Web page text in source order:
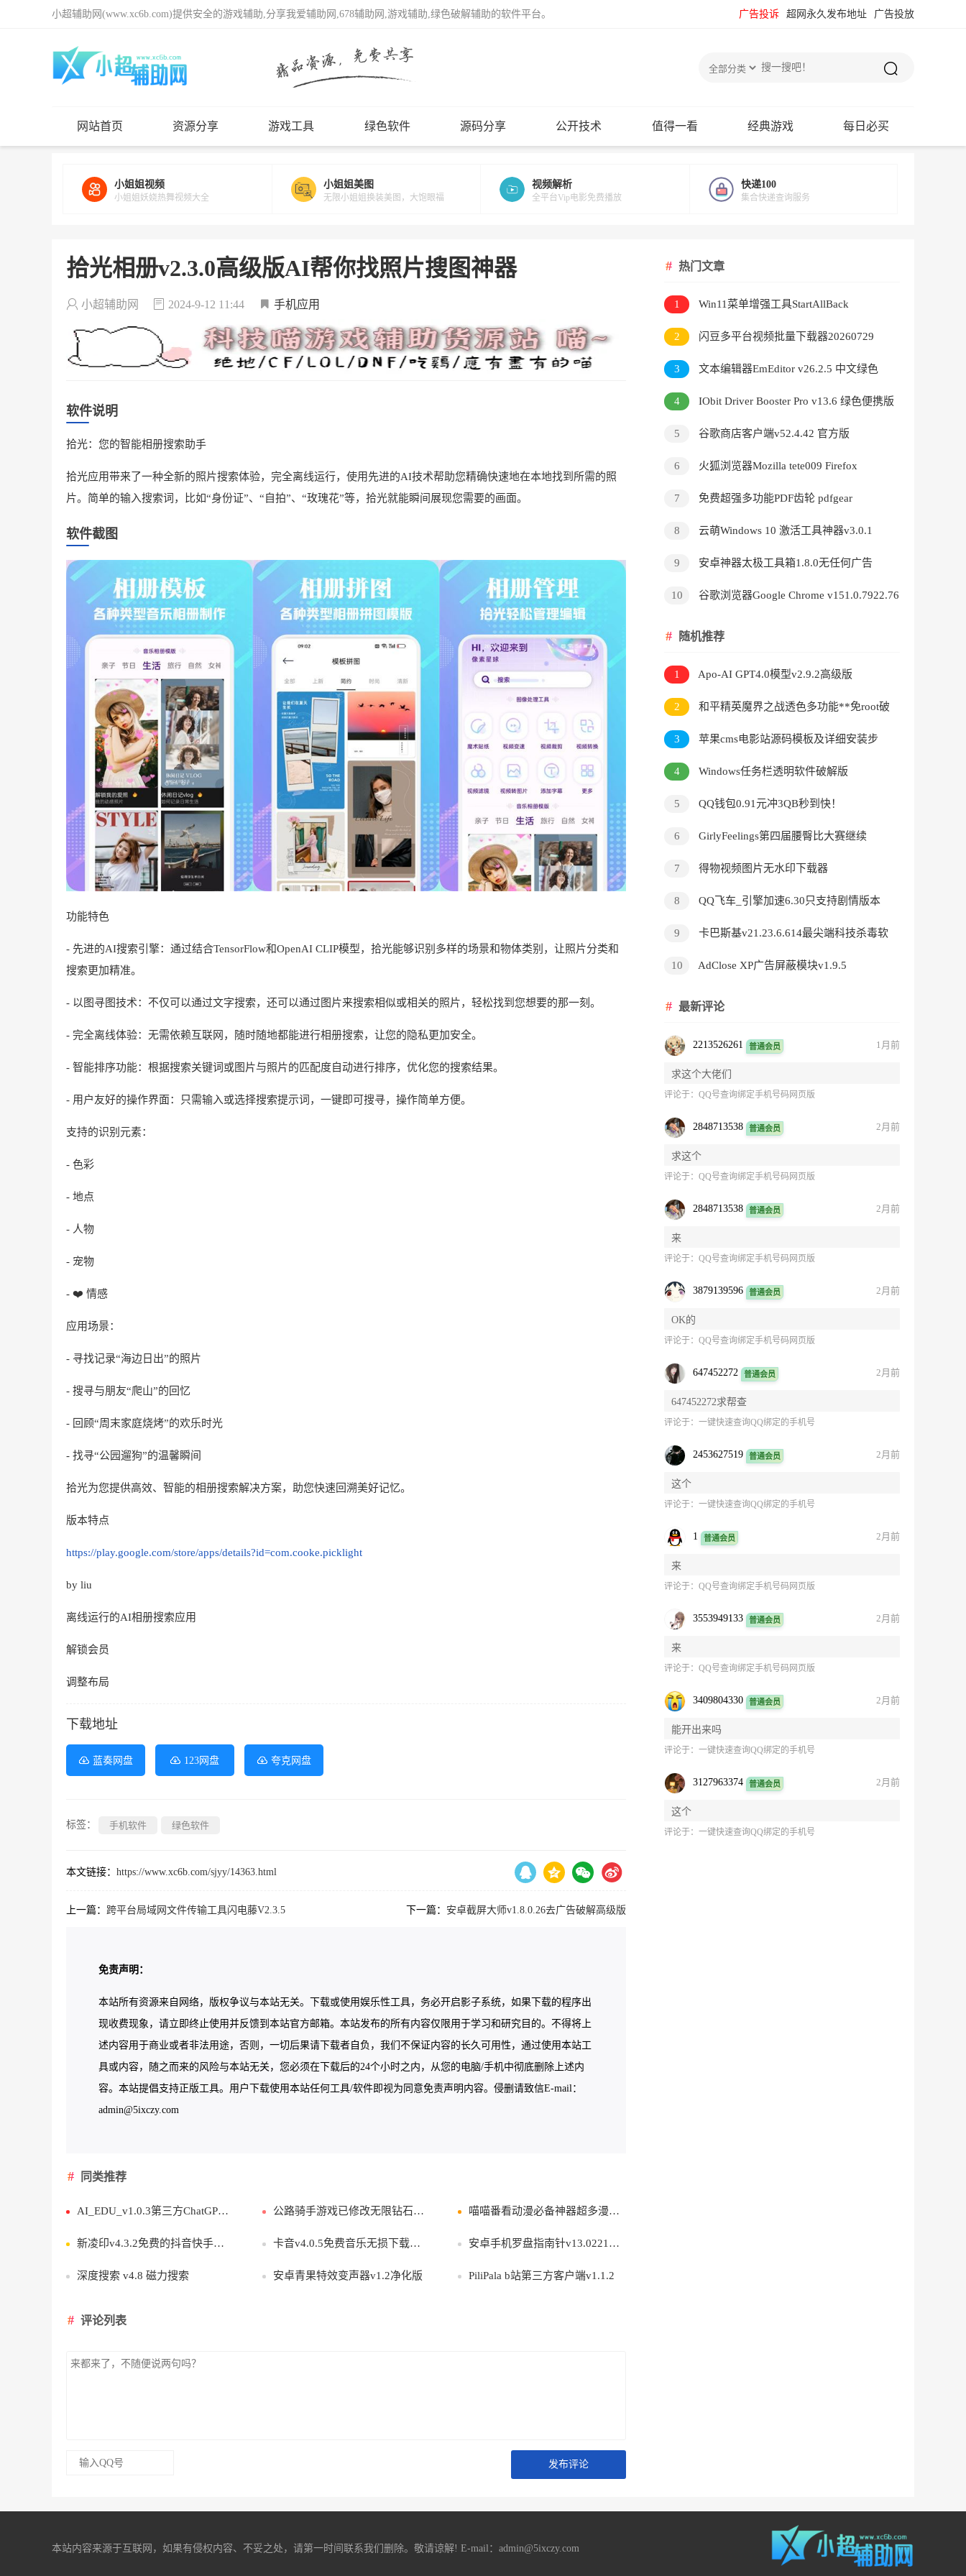
小超辅助网(www.xc6b.com)提供安全的游戏辅助,分享我爱辅助网,678辅助网,游戏辅助,绿色破解辅助的软件平台。 广告投放
超网永久发布地址
广告投诉
网站首页 资源分享 游戏工具 绿色软件 源码分享 公开技术 值得一看 经典游戏 每日必买
小姐姐视频
小姐姐妖娆热舞视频大全
小姐姐美图
无限小姐姐换装美图，大饱眼福
视频解析
全平台Vip电影免费播放
快递100
集合快递查询服务
拾光相册v2.3.0高级版AI帮你找照片搜图神器
小超辅助网 2024-9-12 11:44 手机应用
软件说明
拾光：您的智能相册搜索助手
拾光应用带来了一种全新的照片搜索体验，完全离线运行，使用先进的AI技术帮助您精确快速地在本地找到所需的照
片。简单的输入搜索词，比如“身份证”、“自拍”、“玫瑰花”等，拾光就能瞬间展现您需要的画面。
软件截图
功能特色
- 先进的AI搜索引擎：通过结合TensorFlow和OpenAI CLIP模型，拾光能够识别多样的场景和物体类别，让照片分类和
搜索更加精准。
- 以图寻图技术：不仅可以通过文字搜索，还可以通过图片来搜索相似或相关的照片，轻松找到您想要的那一刻。
- 完全离线体验：无需依赖互联网，随时随地都能进行相册搜索，让您的隐私更加安全。
- 智能排序功能：根据搜索关键词或图片与照片的匹配度自动进行排序，优化您的搜索结果。
- 用户友好的操作界面：只需输入或选择搜索提示词，一键即可搜寻，操作简单方便。
支持的识别元素：
- 色彩
- 地点
- 人物
- 宠物
- ❤️ 情感
应用场景：
- 寻找记录“海边日出”的照片
- 搜寻与朋友“爬山”的回忆
- 回顾“周末家庭烧烤”的欢乐时光
- 找寻“公园遛狗”的温馨瞬间
拾光为您提供高效、智能的相册搜索解决方案，助您快速回溯美好记忆。
版本特点
https://play.google.com/store/apps/details?id=com.cooke.picklight
by liu
离线运行的AI相册搜索应用
解锁会员
调整布局
下载地址
蓝奏网盘 123网盘 夸克网盘
标签： 手机软件 绿色软件
本文链接： https://www.xc6b.com/sjyy/14363.html
上一篇： 跨平台局域网文件传输工具闪电藤V2.3.5 下一篇： 安卓截屏大师v1.8.0.26去广告破解高级版
免责声明：
本站所有资源来自网络，版权争议与本站无关。下载或使用娱乐性工具，务必开启影子系统，如果下载的程序出
现收费现象，请立即终止使用并反馈到本站官方邮箱。本站发布的所有内容仅限用于学习和研究目的。不得将上
述内容用于商业或者非法用途，否则，一切后果请下载者自负，我们不保证内容的长久可用性，通过使用本站工
具或内容，随之而来的风险与本站无关，您必须在下载后的24个小时之内，从您的电脑/手机中彻底删除上述内
容。本站提倡支持正版工具。用户下载使用本站任何工具/软件即视为同意免责声明内容。侵删请致信E-mail：
admin@5ixczy.com
同类推荐
AI_EDU_v1.0.3第三方ChatGPT应用 公路骑手游戏已修改无限钻石无限金币 喵喵番看动漫必备神器超多漫画高清画质
新凌印v4.3.2免费的抖音快手等去水印软件 卡音v4.0.5免费音乐无损下载器/播放器 安卓手机罗盘指南针v13.0221罗盘黄历软件
深度搜索 v4.8 磁力搜索 安卓青果特效变声器v1.2净化版 PiliPala b站第三方客户端v1.1.2
评论列表
发布评论
热门文章
1
Win11菜单增强工具StartAllBack
v3.9.24.5378直装版
2
闪豆多平台视频批量下载器20260729
3
文本编辑器EmEditor v26.2.5 中文绿色
版
4
IObit Driver Booster Pro v13.6 绿色便携版
5 谷歌商店客户端v52.4.42 官方版
6
火狐浏览器Mozilla tete009 Firefox
7
免费超强多功能PDF齿轮 pdfgear
8
云萌Windows 10 激活工具神器v3.0.1
9 安卓神器太极工具箱1.8.0无任何广告
10
谷歌浏览器Google Chrome v151.0.7922.76
随机推荐
1 Apo-AI GРТ4.0模型v2.9.2高级版
2
和平精英魔界之战透色多功能**免root破
解V2.5
3
苹果cms电影站源码模板及详细安装步
骤
4
Windows任务栏透明软件破解版
5 QQ钱包0.91元冲3QB秒到快！
6 GirlyFeelings第四届腰臀比大赛继续
7 得物视频图片无水印下载器
8 QQ飞车_引擎加速6.30只支持剧情版本
9
卡巴斯基v21.23.6.614最尖端科技杀毒软
10
AdClose XP广告屏蔽模块v1.9.5
最新评论
2213526261 普通会员 1月前
求这个大佬们
评论于：QQ号查询绑定手机号码网页版
2848713538 普通会员 2月前
求这个
评论于：QQ号查询绑定手机号码网页版
2848713538 普通会员 2月前
来
评论于：QQ号查询绑定手机号码网页版
3879139596 普通会员 2月前
OK的
评论于：QQ号查询绑定手机号码网页版
647452272 普通会员 2月前
647452272求帮查
评论于：一键快速查询QQ绑定的手机号
2453627519 普通会员 2月前
这个
评论于：一键快速查询QQ绑定的手机号
1 普通会员 2月前
来
评论于：QQ号查询绑定手机号码网页版
3553949133 普通会员 2月前
来
评论于：QQ号查询绑定手机号码网页版
3409804330 普通会员 2月前
能开出来吗
评论于：一键快速查询QQ绑定的手机号
3127963374 普通会员 2月前
这个
评论于：一键快速查询QQ绑定的手机号
本站内容来源于互联网，如果有侵权内容、不妥之处，请第一时间联系我们删除。敬请谅解! E-mail：admin@5ixczy.com